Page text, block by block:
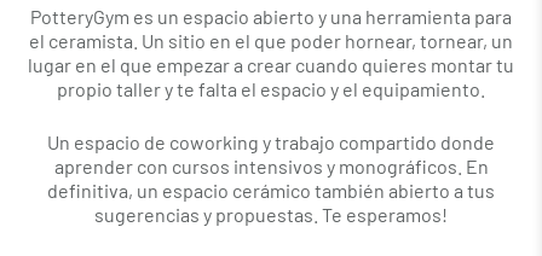
PotteryGym es un espacio abierto y una herramienta para
el ceramista. Un sitio en el que poder hornear, tornear, un
lugar en el que empezar a crear cuando quieres montar tu
propio taller y te falta el espacio y el equipamiento.
Un espacio de coworking y trabajo compartido donde
aprender con cursos intensivos y monográficos. En
definitiva, un espacio cerámico también abierto a tus
sugerencias y propuestas. Te esperamos!